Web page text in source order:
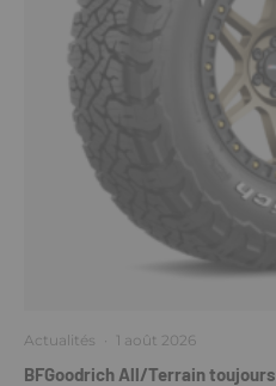
Actualités · 1 août 2026
BFGoodrich All/Terrain toujours